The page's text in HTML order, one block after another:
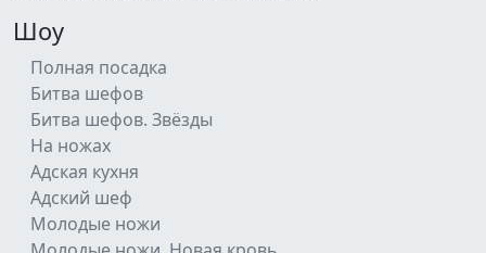
Шоу
Полная посадка
Битва шефов
Битва шефов. Звёзды
На ножах
Адская кухня
Адский шеф
Молодые ножи